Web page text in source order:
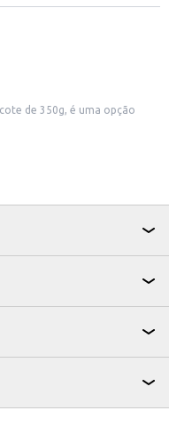
de 350g, é uma opção
puro, acompanhado
de sobremesas, como
e estabelecimentos.